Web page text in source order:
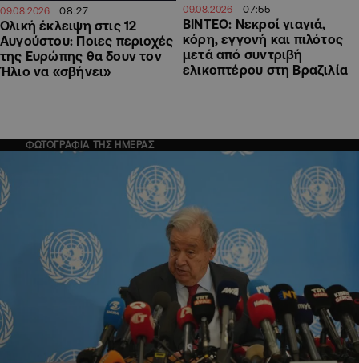
09.08.2026 08:27
Ολική έκλειψη στις 12
Αυγούστου: Ποιες περιοχές
της Ευρώπης θα δουν τον
Ήλιο να «σβήνει»
09.08.2026 07:55
ΒΙΝΤΕΟ: Νεκροί γιαγιά,
κόρη, εγγονή και πιλότος
μετά από συντριβή
ελικοπτέρου στη Βραζιλία
ΦΩΤΟΓΡΑΦΙΑ ΤΗΣ ΗΜΕΡΑΣ